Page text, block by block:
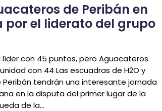
de Peribán en
por el liderato del grupo
líder con 45 puntos, pero Aguacateros
con 44 Las escuadras de H2O y
tendrán una interesante jornada
en la disputa del primer lugar de la
de la…